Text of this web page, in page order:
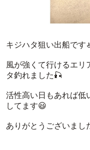
キジハタ狙い出船です
風が強くて行けるエリ
タ釣れました🎣
活性高い日もあれば低
してます😃
ありがとうございまし